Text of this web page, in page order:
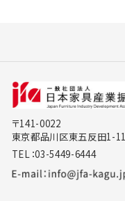
〒141-0022
東京都品川区東五反田1-
TEL：03-5449-6444